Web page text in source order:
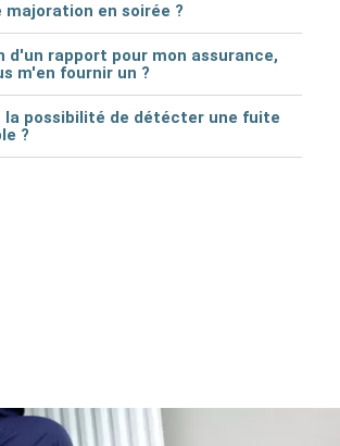
majoration en soirée ?
d'un rapport pour mon assurance,
m'en fournir un ?
la possibilité de détécter une fuite
?